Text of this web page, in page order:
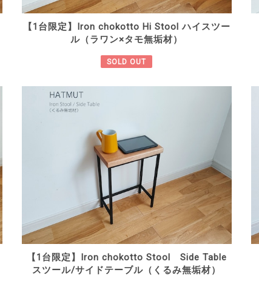
【1台限定】Iron chokotto Hi Stool ハイスツー
ル（ラワン×タモ無垢材）
SOLD OUT
【1台限定】Iron chokotto Stool Side Table
スツール/サイドテーブル（くるみ無垢材）